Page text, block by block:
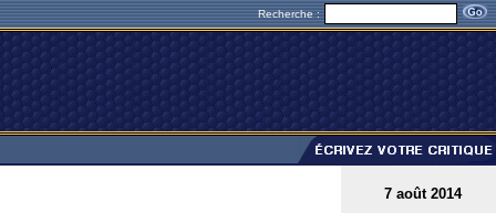
Recherche :
7 août 2014